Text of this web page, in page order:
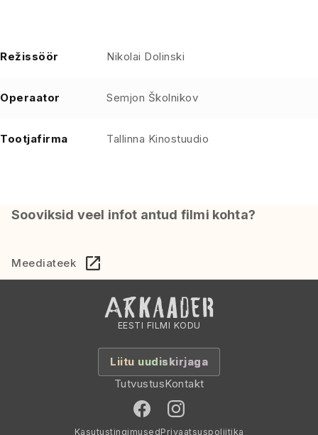
Režissöör Nikolai Dolinski
Operaator Semjon Školnikov
Tootjafirma Tallinna Kinostuudio
Sooviksid veel infot antud filmi kohta?
Meediateek
EESTI FILMI KODU
Liitu uudiskirjaga
TutvustusKontakt
KasutustingimusedPrivaatsuspoliitika